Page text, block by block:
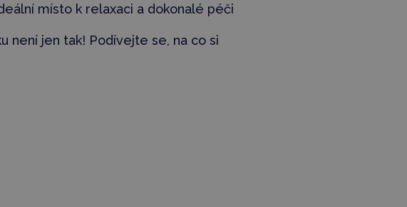
místo k relaxaci a dokonalé péči
není jen tak! Podívejte se, na co si